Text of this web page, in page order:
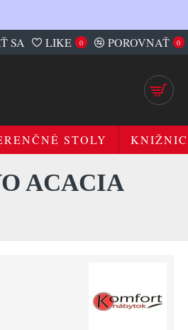
SA LIKE 0 POROVNAŤ 0
STOLY
ACACIA